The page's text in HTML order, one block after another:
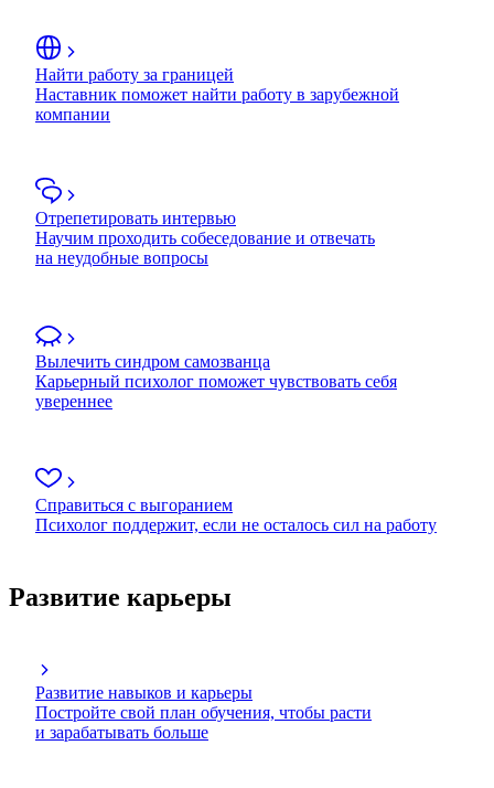
Найти работу за границей
Наставник поможет найти работу в зарубежной
компании
Отрепетировать интервью
Научим проходить собеседование и отвечать
на неудобные вопросы
Вылечить синдром самозванца
Карьерный психолог поможет чувствовать себя
увереннее
Справиться с выгоранием
Психолог поддержит, если не осталось сил на работу
Развитие карьеры
Развитие навыков и карьеры
Постройте свой план обучения, чтобы расти
и зарабатывать больше